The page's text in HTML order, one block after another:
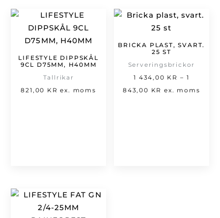
LIFESTYLE DIPPSKÅL
9CL D75MM, H40MM
Tallrikar
821,00 KR ex. moms
BRICKA PLAST, SVART.
25 ST
Serveringsbrickor
1 434,00 KR – 1
843,00 KR Prisintervall:
ex. moms